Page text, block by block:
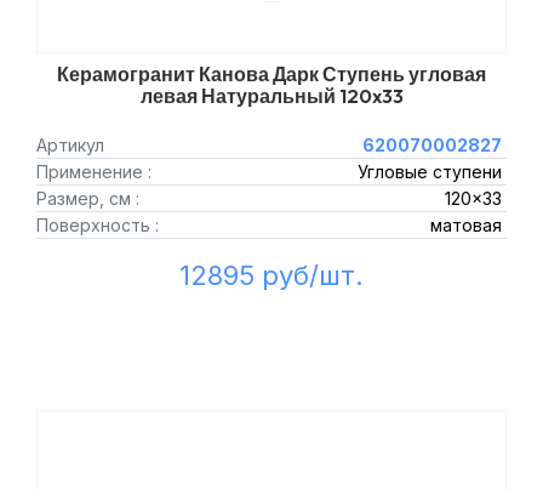
Керамогранит Канова Дарк Ступень угловая
левая Натуральный 120x33
Артикул
620070002827
Применение :
Угловые ступени
Размер, см :
120x33
Поверхность :
матовая
12895 руб/шт.